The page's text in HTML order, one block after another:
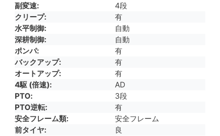
副変速
4段
クリープ
有
水平制御
自動
深耕制御
自動
ポンパ
有
バックアップ
有
オートアップ
有
4駆 (倍速)
AD
PTO
3段
PTO逆転
有
安全フレーム類
安全フレーム
前タイヤ
良